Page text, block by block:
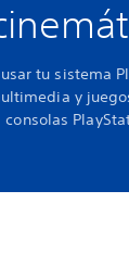
tu sistema
y
consolas